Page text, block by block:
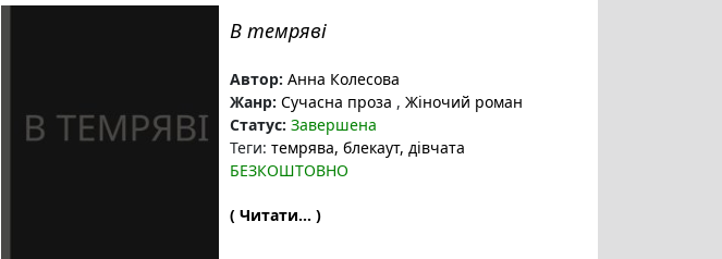
В темряві
Автор: Анна Колесова
Жанр: Сучасна проза , Жіночий роман
Статус: Завершена
Теги: темрява, блекаут, дівчата
БЕЗКОШТОВНО
( Читати... )